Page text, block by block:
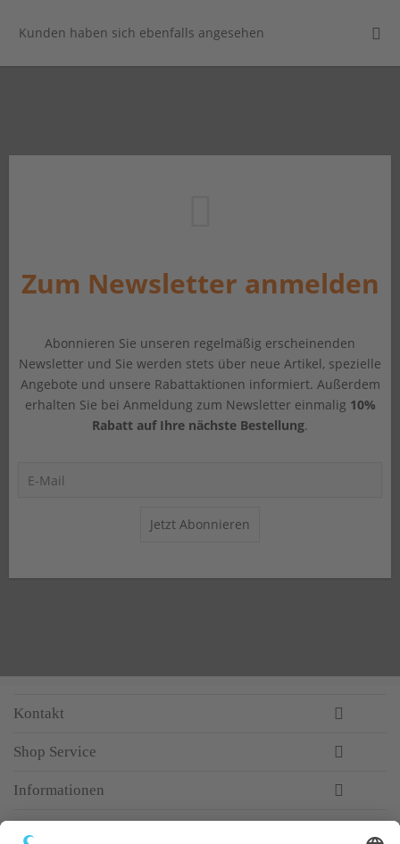
Kunden haben sich ebenfalls angesehen
Zum Newsletter anmelden
Abonnieren Sie unseren regelmäßig erscheinenden
Newsletter und Sie werden stets über neue Artikel, spezielle
Angebote und unsere Rabattaktionen informiert. Außerdem
erhalten Sie bei Anmeldung zum Newsletter einmalig 10%
Rabatt auf Ihre nächste Bestellung.
Jetzt Abonnieren
Kontakt
Shop Service
Informationen